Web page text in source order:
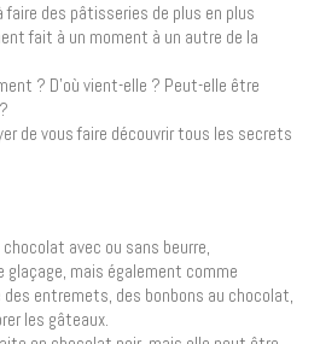
faire des pâtisseries de plus en plus
fait à un moment à un autre de la
? D’où vient-elle ? Peut-elle être
de vous faire découvrir tous les secrets
avec ou sans beurre,
mais également comme
entremets, des bonbons au chocolat,
les gâteaux.